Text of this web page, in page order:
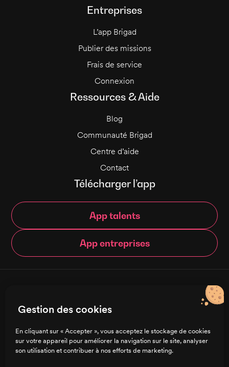
Entreprises
L’app Brigad
Publier des missions
Frais de service
Connexion
Ressources & Aide
Blog
Communauté Brigad
Centre d’aide
Contact
Télécharger l’app
App talents
App entreprises
Charte de confidentialité
Gestion des cookies
En cliquant sur « Accepter », vous acceptez le stockage de cookies
sur votre appareil pour améliorer la navigation sur le site, analyser
son utilisation et contribuer à nos efforts de marketing.